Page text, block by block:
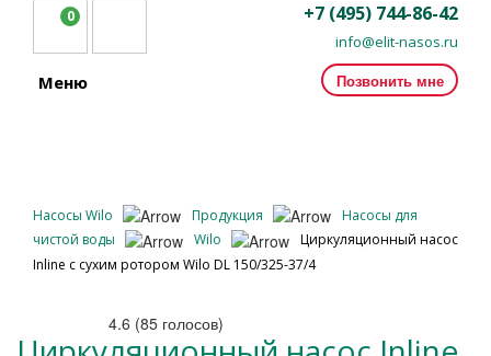
0 +7 (495) 744-86-42
info@elit-nasos.ru
Позвонить мне
Меню
Насосы Wilo Продукция
Насосы для
чистой воды
Wilo
Циркуляционный насос
Inline с сухим ротором Wilo DL 150/325-37/4
4.6 (85 голосов)